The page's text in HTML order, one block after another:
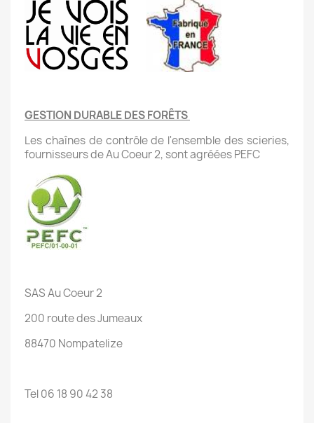
GESTION DURABLE DES FORÊTS
Les chaînes de contrôle de l'ensemble des scieries,
fournisseurs de Au Coeur 2, sont agréées PEFC
SAS Au Coeur 2
200 route des Jumeaux
88470 Nompatelize
Tel 06 18 90 42 38